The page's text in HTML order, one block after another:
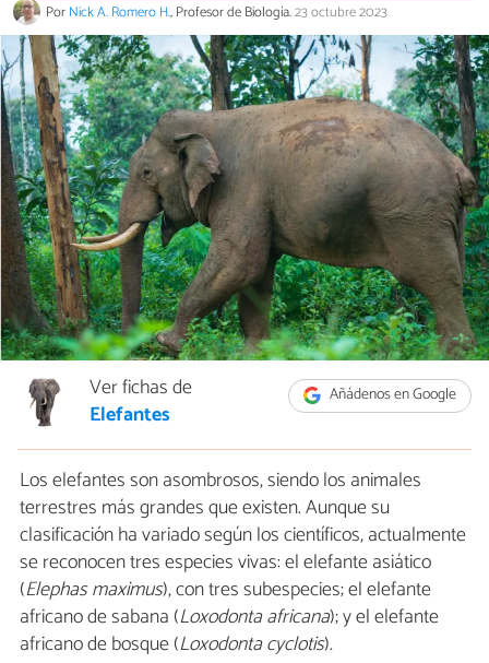
PorNick A. Romero H., Profesor de Biología.23 octubre 2023
Añádenos en Google
Ver fichas de
Elefantes
Los elefantes son asombrosos, siendo los animales
terrestres más grandes que existen. Aunque su
clasificación ha variado según los científicos, actualmente
se reconocen tres especies vivas: el elefante asiático
(Elephas maximus), con tres subespecies; el elefante
africano de sabana (Loxodonta africana); y el elefante
africano de bosque (Loxodonta cyclotis).